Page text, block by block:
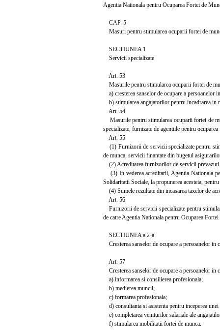
Agentia Nationala pentru Ocuparea Fortei de
CAP. 5
Masuri pentru stimularea ocuparii fortei de
SECTIUNEA 1
Servicii specializate
Art. 53
Masurile pentru stimularea ocuparii fortei de
a) cresterea sanselor de ocupare a persoanelor
b) stimularea angajatorilor pentru incadrarea in
Art. 54
Masurile pentru stimularea ocuparii fortei de
specializate, furnizate de agentiile pentru
Art. 55
(1) Furnizorii de servicii specializate pentru
de munca, servicii finantate din bugetul
(2) Acreditarea furnizorilor de servicii prevazuti
(3) In vederea acreditarii, Agentia Nationala
Solidaritatii Sociale, la propunerea acesteia,
(4) Sumele rezultate din incasarea taxelor de
Art. 56
Furnizorii de servicii specializate pentru
de catre Agentia Nationala pentru Ocuparea
SECTIUNEA a 2-a
Cresterea sanselor de ocupare a persoanelor in
Art. 57
Cresterea sanselor de ocupare a persoanelor in
a) informarea si consilierea profesionala;
b) medierea muncii;
c) formarea profesionala;
d) consultanta si asistenta pentru inceperea
e) completarea veniturilor salariale ale
f) stimularea mobilitatii fortei de munca.